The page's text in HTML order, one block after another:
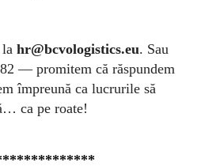
hr@bcvologistics.eu. Sau
— promitem că răspundem
împreună ca lucrurile să
ca pe roate!